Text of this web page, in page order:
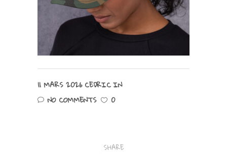
11 MARS 2026CEDRICIN
NO COMMENTS
0
SHARE